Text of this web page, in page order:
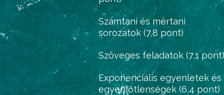
Számtani és mértani
sorozatok (7,8 pont)
Szöveges feladatok (7,1 pont)
Exponenciális egyenletek és
egyenlőtlenségek (6,4 pont)